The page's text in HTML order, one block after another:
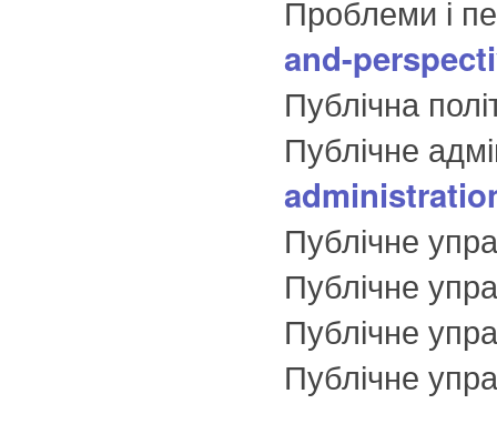
Проблеми і
and-
Публічна
Публічне
Публічне
Публічне
Публічне
Публічне